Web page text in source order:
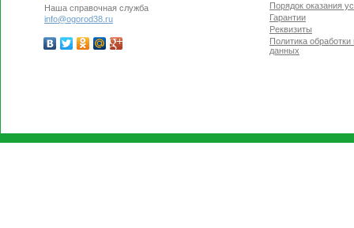
Наша справочная служба
info@ogorod38.ru
Порядок оказания
Гарантии
Реквизиты
Политика
данных